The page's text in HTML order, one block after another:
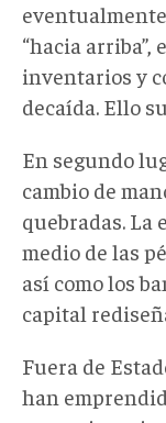
“hacia arriba”,
inventarios y
decaída. Ello
En segundo
cambio de
quebradas. La
medio de las
así como los
capital
Fuera de
han